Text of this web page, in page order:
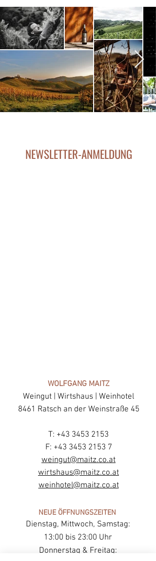
NEWSLETTER-ANMELDUNG
WOLFGANG MAITZ
Weingut | Wirtshaus | Weinhotel
8461 Ratsch an der Weinstraße 45
T: +43 3453 2153
F: +43 3453 2153 7
weingut@maitz.co.at
wirtshaus@maitz.co.at
weinhotel@maitz.co.at
NEUE ÖFFNUNGSZEITEN
Dienstag, Mittwoch, Samstag:
13:00 bis 23:00 Uhr
Donnerstag & Freitag: